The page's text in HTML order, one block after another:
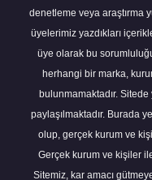
denetleme veya araştırma
üyelerimiz yazdıkları
üye olarak bu
herhangi bir marka,
bulunmamaktadır. Sitede
paylaşılmaktadır. Burada
olup, gerçek kurum ve
Gerçek kurum ve kişiler
Sitemiz, kar amacı